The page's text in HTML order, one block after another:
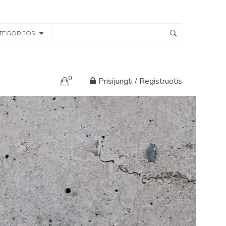
0 Prisijungti / Registruotis